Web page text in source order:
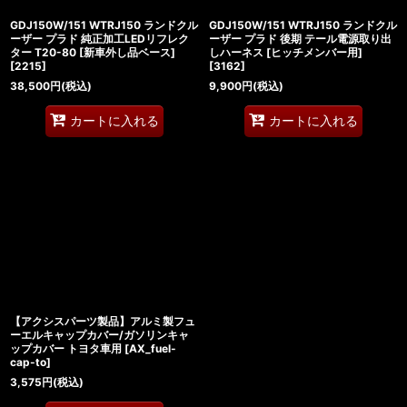
GDJ150W/151 WTRJ150 ランドクル
ーザー プラド 純正加工LEDリフレク
ター T20-80 [新車外し品ベース]
[2215]
38,500円(税込)
カートに入れる
GDJ150W/151 WTRJ150 ランドクル
ーザー プラド 後期 テール電源取り出
しハーネス [ヒッチメンバー用]
[3162]
9,900円(税込)
カートに入れる
【アクシスパーツ製品】アルミ製フュ
ーエルキャップカバー/ガソリンキャ
ップカバー トヨタ車用 [AX_fuel-
cap-to]
3,575円(税込)